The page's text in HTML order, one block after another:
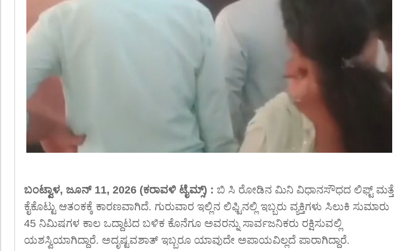
ಬಂಟ್ವಾಳ, ಜೂನ್ 11, 2026 (ಕರಾವಳಿ ಟೈಮ್ಸ್) : ಬಿ ಸಿ ರೋಡಿನ ಮಿನಿ ವಿಧಾನಸೌಧದ ಲಿಫ್ಟ್ ಮತ್ತೆ
ಕೈಕೊಟ್ಟು ಆತಂಕಕ್ಕೆ ಕಾರಣವಾಗಿದೆ. ಗುರುವಾರ ಇಲ್ಲಿನ ಲಿಫ್ಟಿನಲ್ಲಿ ಇಬ್ಬರು ವ್ಯಕ್ತಿಗಳು ಸಿಲುಕಿ ಸುಮಾರು
45 ನಿಮಿಷಗಳ ಕಾಲ ಒದ್ದಾಟದ ಬಳಿಕ ಕೊನೆಗೂ ಅವರನ್ನು ಸಾರ್ವಜನಿಕರು ರಕ್ಷಿಸುವಲ್ಲಿ
ಯಶಸ್ವಿಯಾಗಿದ್ದಾರೆ. ಅದೃಷ್ಟವಶಾತ್ ಇಬ್ಬರೂ ಯಾವುದೇ ಅಪಾಯವಿಲ್ಲದೆ ಪಾರಾಗಿದ್ದಾರೆ.